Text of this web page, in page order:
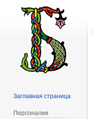
Заглавная страница
Персоналии